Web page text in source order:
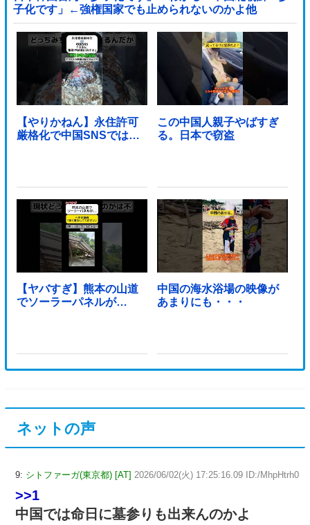
子化です」←強権国家でも止められないのかよ他
【やりかねん】永住許可
厳格化で中国SNSでは…
この中国人親子やばすぎ
る。日本で窃盗
【ヤバすぎ】熊本の山道
でソーラーパネルが…
中国の海水浴場の映像が
あまりにも・・・
ネットの声
9: シトファーガ(東京都) [AT] 2026/06/02(火) 17:25:16.09 ID:/MhpHtrh0
>>1
中国では命日に墓参りも出来んのかよ